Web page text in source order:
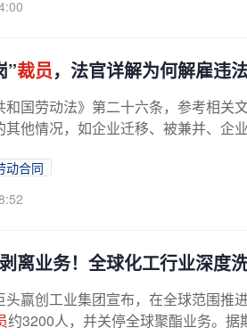
”裁员，法官详解为何解雇违
国劳动法》第二十六条，参考相关
其他情况，如企业迁移、被兼并、企
动合同
离业务！全球化工行业深度
头赢创工业集团宣布，在全球范围推
约3200人，并关停全球聚酯业务。